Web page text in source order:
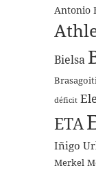
Antonio
Bielsa
déficit
ETA
Iñigo
Merkel